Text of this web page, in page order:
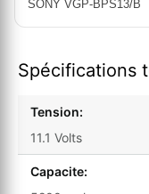
SONY VGP-BPS13/B
Spécifications
Tension:
11.1 Volts
Capacite: